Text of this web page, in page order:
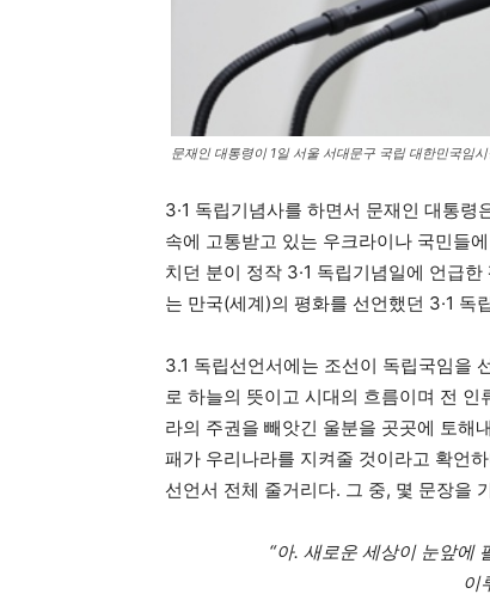
문재인 대통령이 1일 서울 서대문구 국립 대한민국임
3·1 독립기념사를 하면서 문재인 대통
속에 고통받고 있는 우크라이나 국민들
치던 분이 정작 3·1 독립기념일에 언급
는 만국(세계)의 평화를 선언했던 3·1
3.1 독립선언서에는 조선이 독립국임을
로 하늘의 뜻이고 시대의 흐름이며 전
라의 주권을 빼앗긴 울분을 곳곳에 토해
패가 우리나라를 지켜줄 것이라고 확언
선언서 전체 줄거리다. 그 중, 몇 문장을
“아. 새로운 세상이 눈앞에
이